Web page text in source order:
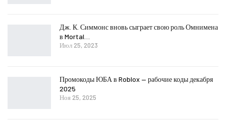
Дж. К. Симмонс вновь сыграет свою роль Омнимена
в Mortal…
Июл 25, 2023
Промокоды ЮБА в Roblox — рабочие коды декабря
2025
Ноя 25, 2025